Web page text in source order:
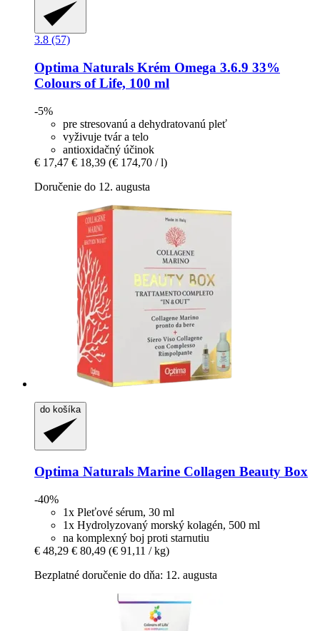
3.8 (57)
Optima Naturals Krém Omega 3.6.9 33%
Colours of Life, 100 ml
-5%
pre stresovanú a dehydratovanú pleť
vyživuje tvár a telo
antioxidačný účinok
€ 17,47 € 18,39 (€ 174,70 / l)
Doručenie do 12. augusta
do košíka
Optima Naturals Marine Collagen Beauty Box
-40%
1x Pleťové sérum, 30 ml
1x Hydrolyzovaný morský kolagén, 500 ml
na komplexný boj proti starnutiu
€ 48,29 € 80,49 (€ 91,11 / kg)
Bezplatné doručenie do dňa: 12. augusta